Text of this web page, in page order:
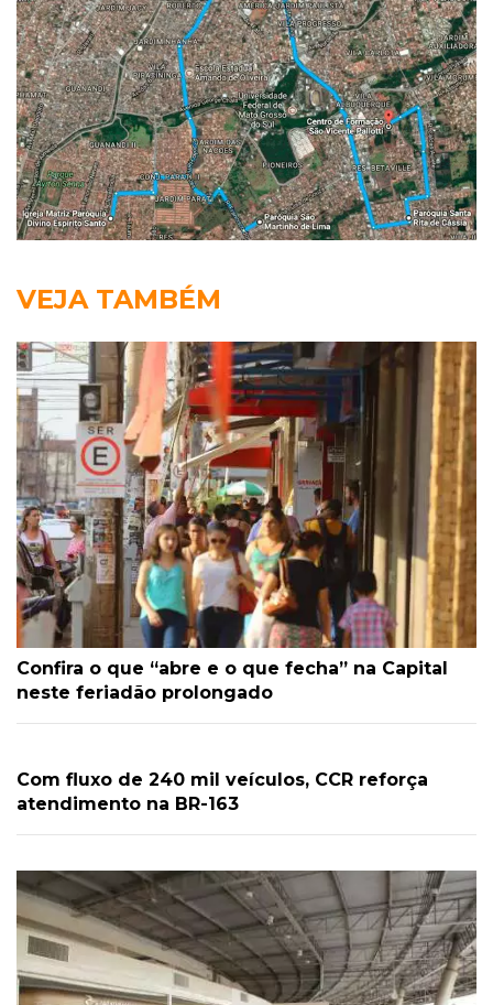
VEJA TAMBÉM
Confira o que “abre e o que fecha” na Capital
neste feriadão prolongado
Com fluxo de 240 mil veículos, CCR reforça
atendimento na BR-163